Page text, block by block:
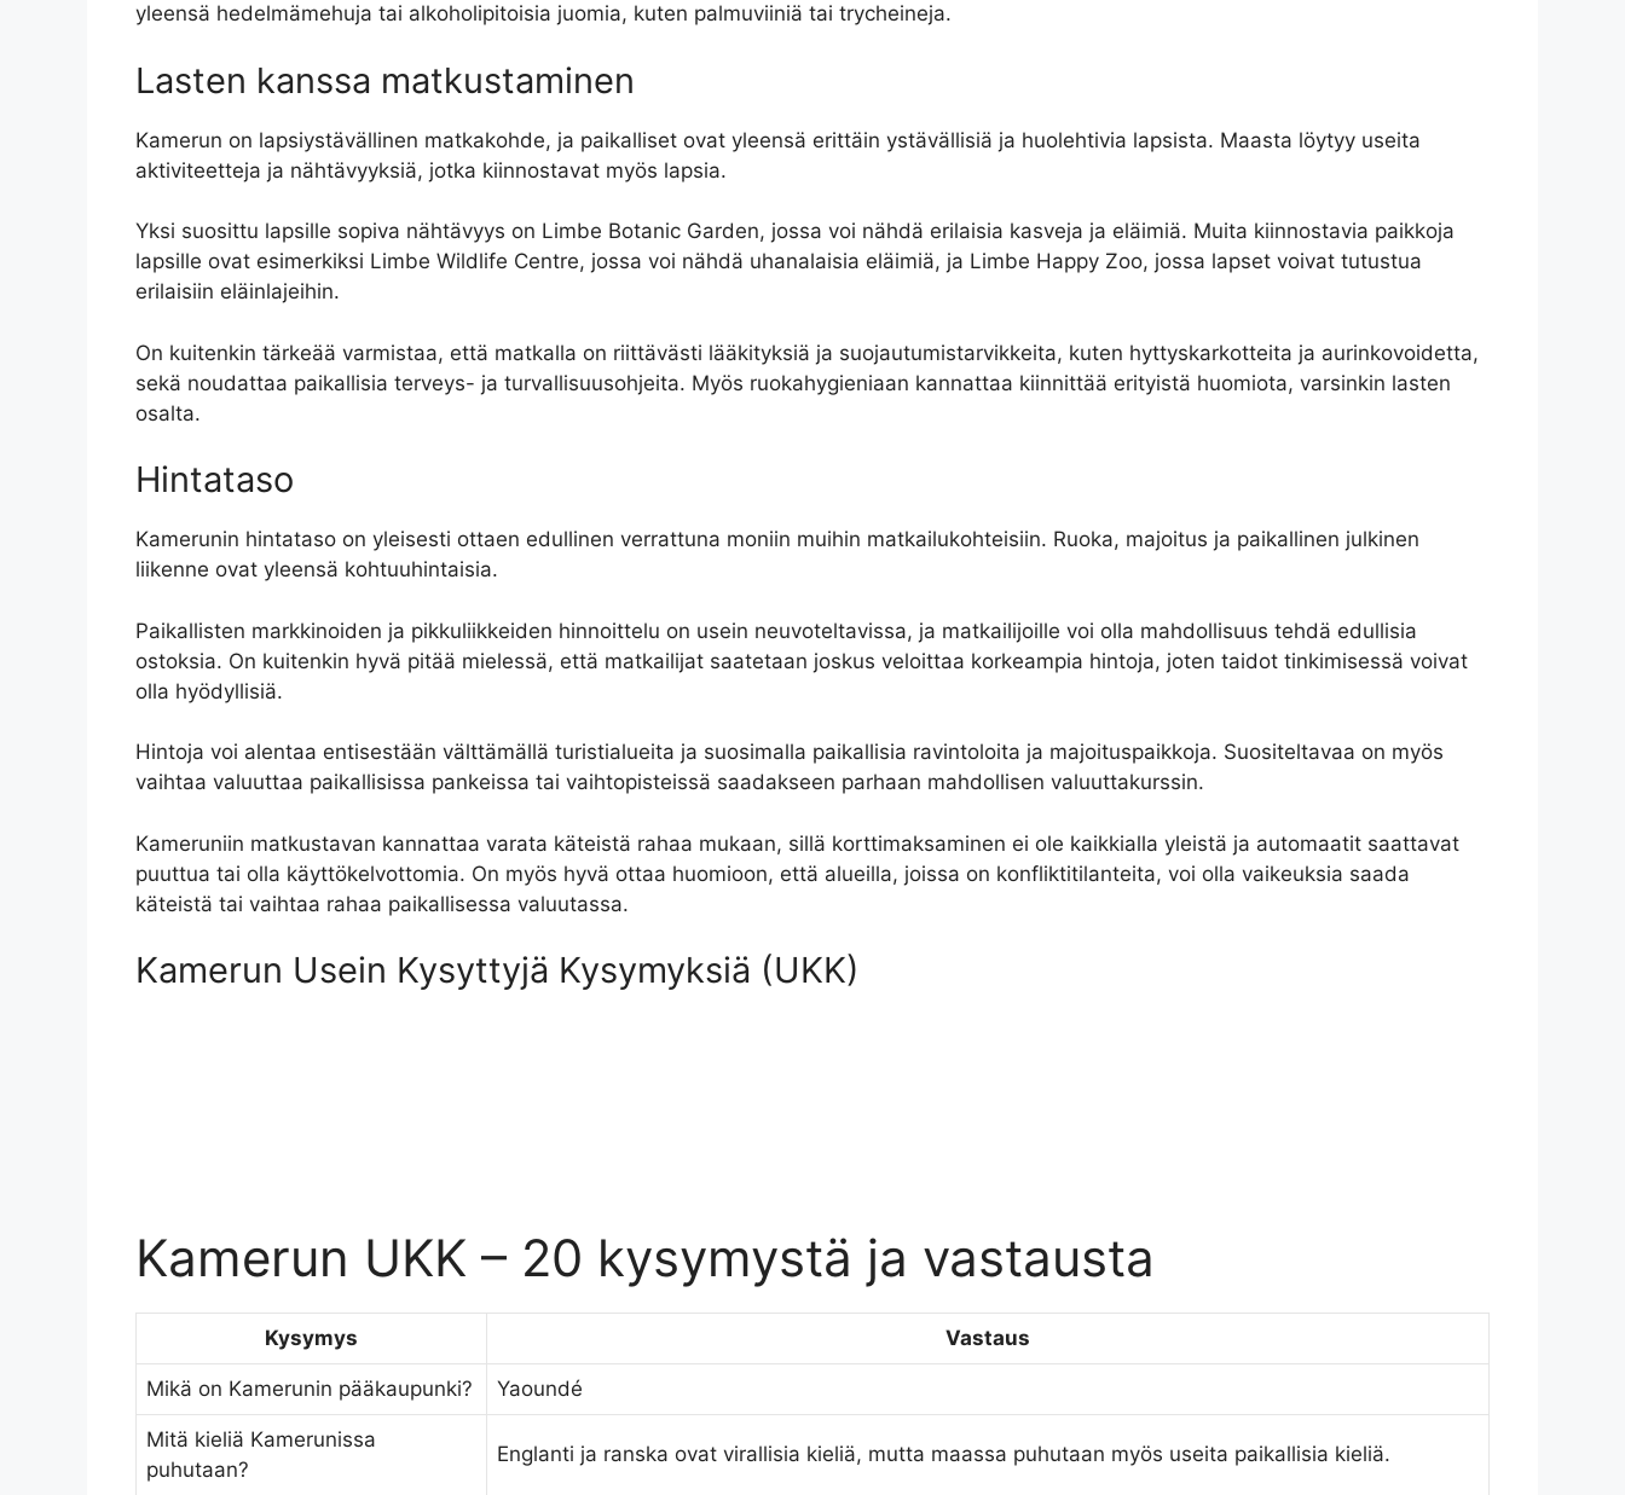
yleensä hedelmämehuja tai alkoholipitoisia juomia, kuten palmuviiniä tai trycheineja.
Lasten kanssa matkustaminen
Kamerun on lapsiystävällinen matkakohde, ja paikalliset ovat yleensä erittäin ystävällisiä ja huolehtivia lapsista. Maasta löytyy useita
aktiviteetteja ja nähtävyyksiä, jotka kiinnostavat myös lapsia.
Yksi suosittu lapsille sopiva nähtävyys on Limbe Botanic Garden, jossa voi nähdä erilaisia kasveja ja eläimiä. Muita kiinnostavia paikkoja
lapsille ovat esimerkiksi Limbe Wildlife Centre, jossa voi nähdä uhanalaisia eläimiä, ja Limbe Happy Zoo, jossa lapset voivat tutustua
erilaisiin eläinlajeihin.
On kuitenkin tärkeää varmistaa, että matkalla on riittävästi lääkityksiä ja suojautumistarvikkeita, kuten hyttyskarkotteita ja aurinkovoidetta,
sekä noudattaa paikallisia terveys- ja turvallisuusohjeita. Myös ruokahygieniaan kannattaa kiinnittää erityistä huomiota, varsinkin lasten
osalta.
Hintataso
Kamerunin hintataso on yleisesti ottaen edullinen verrattuna moniin muihin matkailukohteisiin. Ruoka, majoitus ja paikallinen julkinen
liikenne ovat yleensä kohtuuhintaisia.
Paikallisten markkinoiden ja pikkuliikkeiden hinnoittelu on usein neuvoteltavissa, ja matkailijoille voi olla mahdollisuus tehdä edullisia
ostoksia. On kuitenkin hyvä pitää mielessä, että matkailijat saatetaan joskus veloittaa korkeampia hintoja, joten taidot tinkimisessä voivat
olla hyödyllisiä.
Hintoja voi alentaa entisestään välttämällä turistialueita ja suosimalla paikallisia ravintoloita ja majoituspaikkoja. Suositeltavaa on myös
vaihtaa valuuttaa paikallisissa pankeissa tai vaihtopisteissä saadakseen parhaan mahdollisen valuuttakurssin.
Kameruniin matkustavan kannattaa varata käteistä rahaa mukaan, sillä korttimaksaminen ei ole kaikkialla yleistä ja automaatit saattavat
puuttua tai olla käyttökelvottomia. On myös hyvä ottaa huomioon, että alueilla, joissa on konfliktitilanteita, voi olla vaikeuksia saada
käteistä tai vaihtaa rahaa paikallisessa valuutassa.
Kamerun Usein Kysyttyjä Kysymyksiä (UKK)
Kamerun UKK – 20 kysymystä ja vastausta
Kysymys Vastaus
Mikä on Kamerunin pääkaupunki? Yaoundé
Mitä kieliä Kamerunissa
puhutaan?
Englanti ja ranska ovat virallisia kieliä, mutta maassa puhutaan myös useita paikallisia kieliä.